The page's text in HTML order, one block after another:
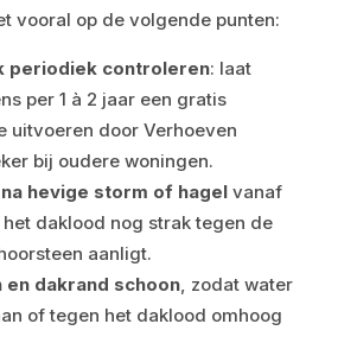
vooral op de volgende punten:
periodiek controleren: laat
per 1 à 2 jaar een gratis
uitvoeren door Verhoeven
bij oudere woningen.
hevige storm of hagelvanaf
daklood nog strak tegen de
aanligt.
en dakrand schoon, zodat water
of tegen het daklood omhoog